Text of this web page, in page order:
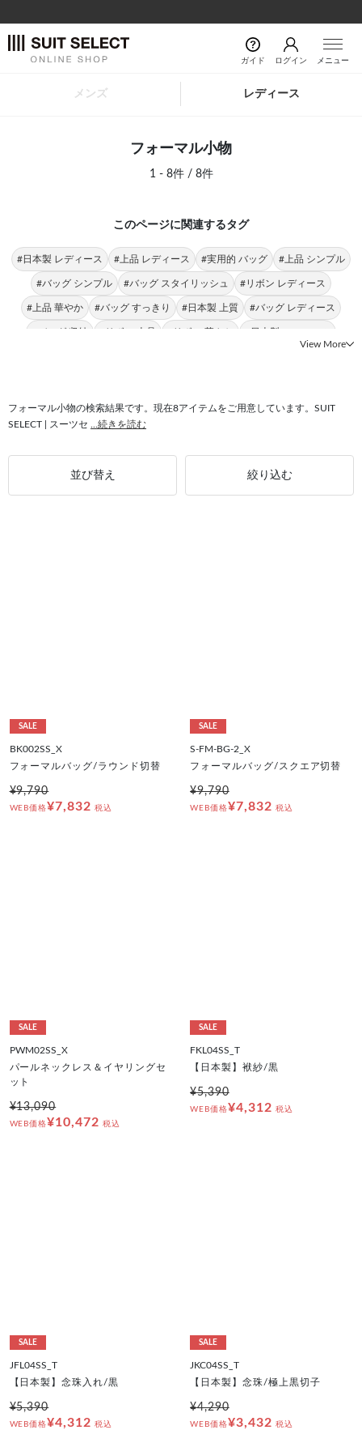
ガイド ログイン メニュー
メンズ レディース
フォーマル小物
1 - 8件 / 8件
このページに関連するタグ
#日本製 レディース #上品 レディース #実用的 バッグ #上品 シンプル
#バッグ シンプル #バッグ スタイリッシュ #リボン レディース
#上品 華やか #バッグ すっきり #日本製 上質 #バッグ レディース
#バッグ 収納 #リボン 上品 #リボン 華やか #日本製 フォーマル
View More
フォーマル小物の検索結果です。現在8アイテムをご用意しています。SUIT
SELECT | スーツセ
...続きを読む
並び替え 絞り込む
SALE
BK002SS_X
フォーマルバッグ/ラウンド切替
¥9,790
WEB価格¥7,832 税込
SALE
S-FM-BG-2_X
フォーマルバッグ/スクエア切替
¥9,790
WEB価格¥7,832 税込
SALE
PWM02SS_X
パールネックレス＆イヤリングセ
ット
¥13,090
WEB価格¥10,472 税込
SALE
FKL04SS_T
【日本製】袱紗/黒
¥5,390
WEB価格¥4,312 税込
SALE
JFL04SS_T
【日本製】念珠入れ/黒
¥5,390
WEB価格¥4,312 税込
SALE
JKC04SS_T
【日本製】念珠/極上黒切子
¥4,290
WEB価格¥3,432 税込